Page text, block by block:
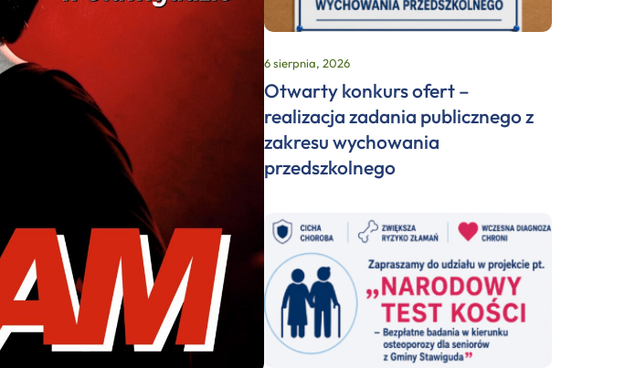
6 sierpnia, 2026
Otwarty konkurs ofert –
realizacja zadania publicznego z
zakresu wychowania
przedszkolnego